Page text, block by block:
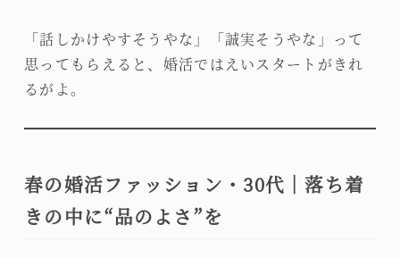
「話しかけやすそうやな」「誠実そうやな」って
思ってもらえると、婚活ではえいスタートがきれ
るがよ。
春の婚活ファッション・30代｜落ち着
きの中に“品のよさ”を